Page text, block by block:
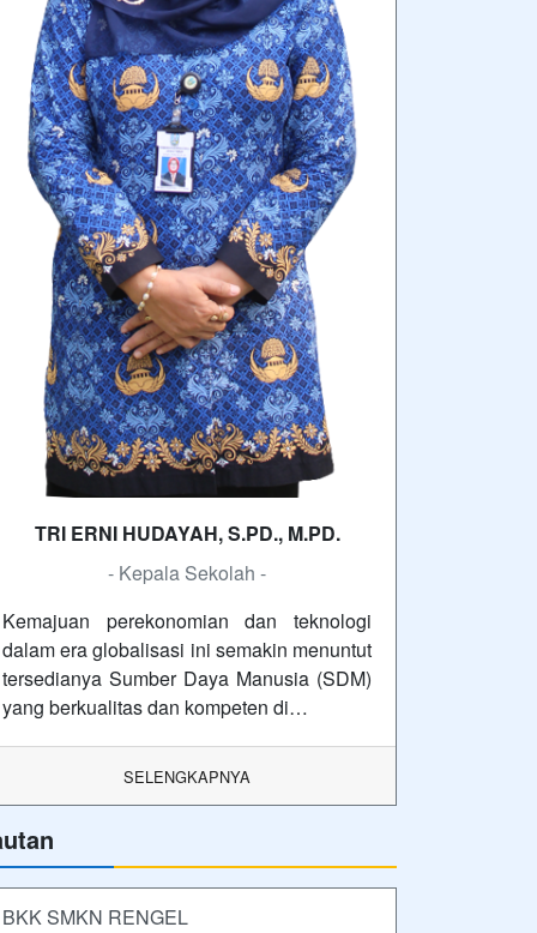
TRI ERNI HUDAYAH, S.PD., M.PD.
- Kepala Sekolah -
Kemajuan perekonomian dan teknologi
dalam era globalisasi ini semakin menuntut
tersedianya Sumber Daya Manusia (SDM)
yang berkualitas dan kompeten di…
SELENGKAPNYA
BKK SMKN RENGEL